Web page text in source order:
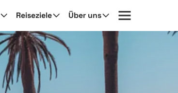
Reiseziele Über uns